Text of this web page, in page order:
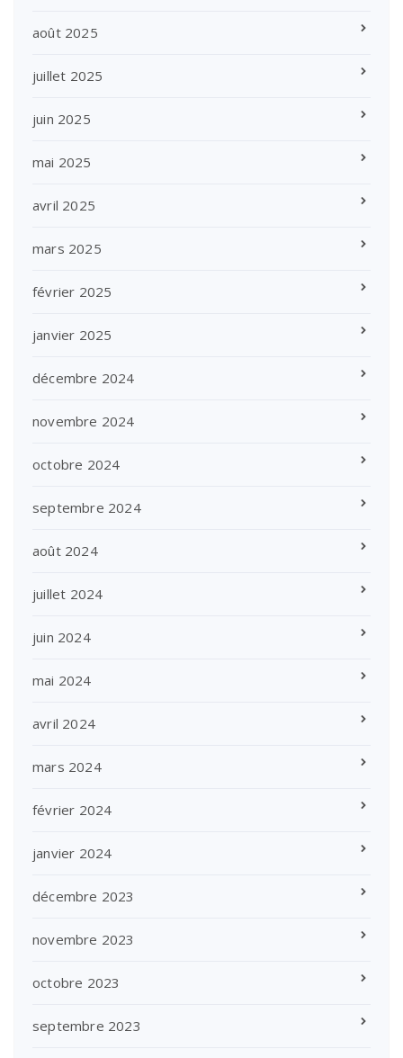
août 2025
juillet 2025
juin 2025
mai 2025
avril 2025
mars 2025
février 2025
janvier 2025
décembre 2024
novembre 2024
octobre 2024
septembre 2024
août 2024
juillet 2024
juin 2024
mai 2024
avril 2024
mars 2024
février 2024
janvier 2024
décembre 2023
novembre 2023
octobre 2023
septembre 2023